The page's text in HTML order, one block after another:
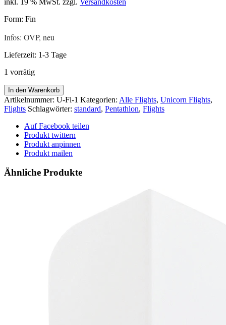
Form: Fin
Infos: OVP, neu
Lieferzeit: 1-3 Tage
1 vorrätig
Unicorn
Flights
-
weiß
In den Warenkorb
Artikelnummer: U-Fi-1 Kategorien: Alle Flights, Unicorn Flights,
Flights Schlagwörter: standard, Pentathlon, Flights
Auf Facebook teilen
Produkt twittern
Produkt anpinnen
Produkt mailen
Ähnliche Produkte